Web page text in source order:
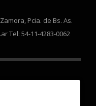
Pcia. de Bs. As.
Tel: 54-11-4283-0062